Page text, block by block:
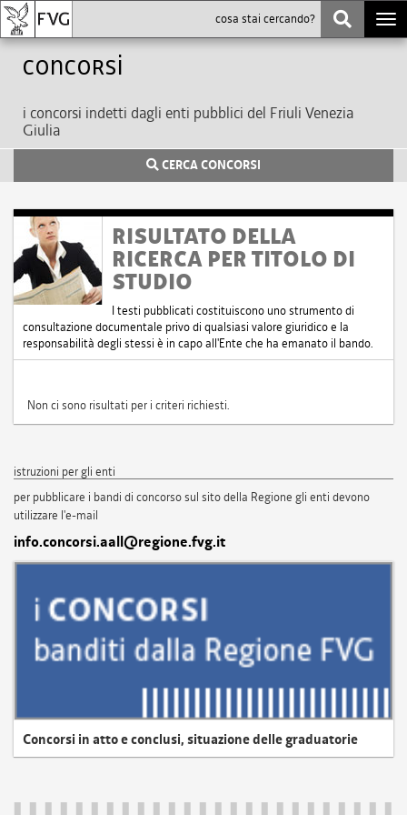
Concorsi
i concorsi indetti dagli enti pubblici del Friuli Venezia
Giulia
CERCA CONCORSI
RISULTATO DELLA
RICERCA PER TITOLO DI
STUDIO
I testi pubblicati costituiscono uno strumento di
consultazione documentale privo di qualsiasi valore giuridico e la
responsabilità degli stessi è in capo all'Ente che ha emanato il bando.
Non ci sono risultati per i criteri richiesti.
istruzioni per gli enti
per pubblicare i bandi di concorso sul sito della Regione gli enti devono
utilizzare l'e-mail
info.concorsi.aall@regione.fvg.it
Concorsi in atto e conclusi, situazione delle graduatorie